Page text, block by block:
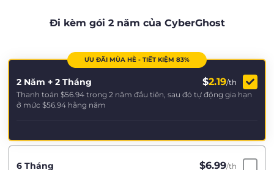
Đi kèm gói 2 năm của CyberGhost
ƯU ĐÃI MÙA HÈ - TIẾT KIỆM 83%
2 Năm + 2 Tháng $2.19/th
Thanh toán $56.94 trong 2 năm đầu tiên, sau đó tự động gia hạn
ở mức $56.94 hằng năm
6 Tháng $6.99/th